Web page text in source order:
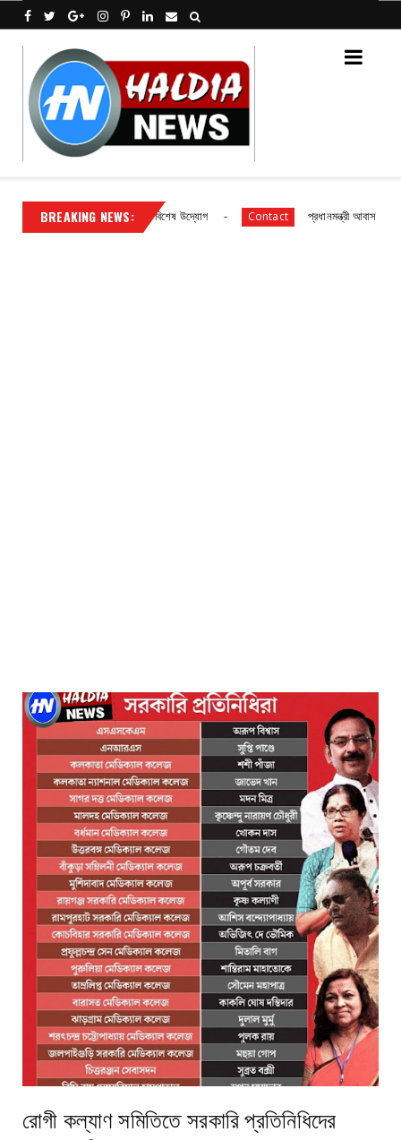
BREAKING NEWS:
পূর্ব মেদিনীপুর জেলা পুলিশের বিশেষ উদ্যোগ Contact প্রধানমন্ত্রী আবাস যোজনা দ্বিতীয়
রোগী কল্যাণ সমিতিতে সরকারি প্রতিনিধিদের